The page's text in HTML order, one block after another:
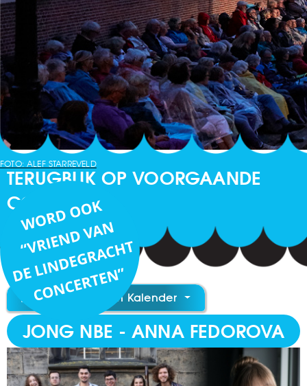
FOTO: ALEF STARREVELD
TERUGBLIK OP VOORGAANDE
CONCERTEN
Toevoegen aan Kalender
JONG NBE - ANNA FEDOROVA